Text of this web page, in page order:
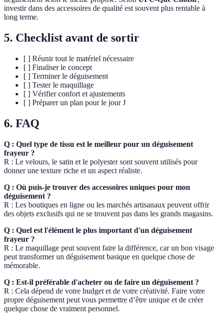
investir dans des accessoires de qualité est souvent plus rentable à
long terme.
5. Checklist avant de sortir
[ ] Réunir tout le matériel nécessaire
[ ] Finaliser le concept
[ ] Terminer le déguisement
[ ] Tester le maquillage
[ ] Vérifier confort et ajustements
[ ] Préparer un plan pour le jour J
6. FAQ
Q : Quel type de tissu est le meilleur pour un déguisement
frayeur ?
R : Le velours, le satin et le polyester sont souvent utilisés pour
donner une texture riche et un aspect réaliste.
Q : Où puis-je trouver des accessoires uniques pour mon
déguisement ?
R : Les boutiques en ligne ou les marchés artisanaux peuvent offrir
des objets exclusifs qui ne se trouvent pas dans les grands magasins.
Q : Quel est l'élément le plus important d'un déguisement
frayeur ?
R : Le maquillage peut souvent faire la différence, car un bon visage
peut transformer un déguisement basique en quelque chose de
mémorable.
Q : Est-il préférable d'acheter ou de faire un déguisement ?
R : Cela dépend de votre budget et de votre créativité. Faire votre
propre déguisement peut vous permettre d’être unique et de créer
quelque chose de vraiment personnel.